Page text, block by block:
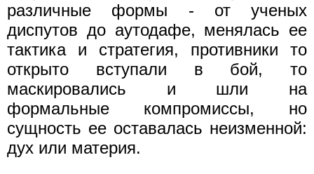
различные формы - от ученых
диспутов до аутодафе, менялась ее
тактика и стратегия, противники то
открыто вступали в бой, то
маскировались и шли на
формальные компромиссы, но
сущность ее оставалась неизменной:
дух или материя.